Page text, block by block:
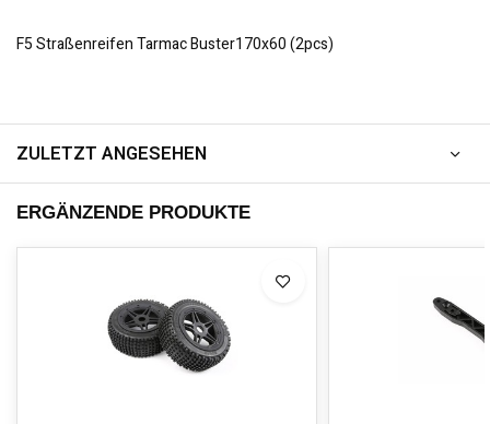
F5 Straßenreifen Tarmac Buster170x60 (2pcs)
ZULETZT ANGESEHEN
ERGÄNZENDE PRODUKTE